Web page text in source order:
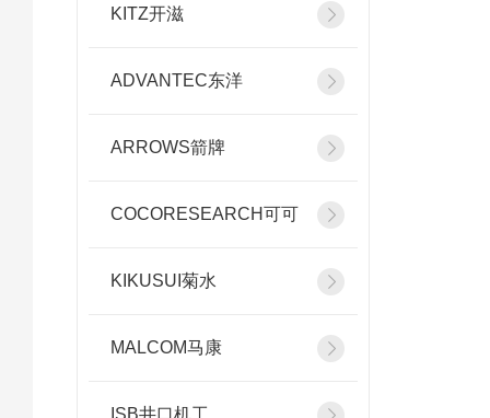
KITZ开滋
ADVANTEC东洋
ARROWS箭牌
COCORESEARCH可可
KIKUSUI菊水
MALCOM马康
ISB井口机工